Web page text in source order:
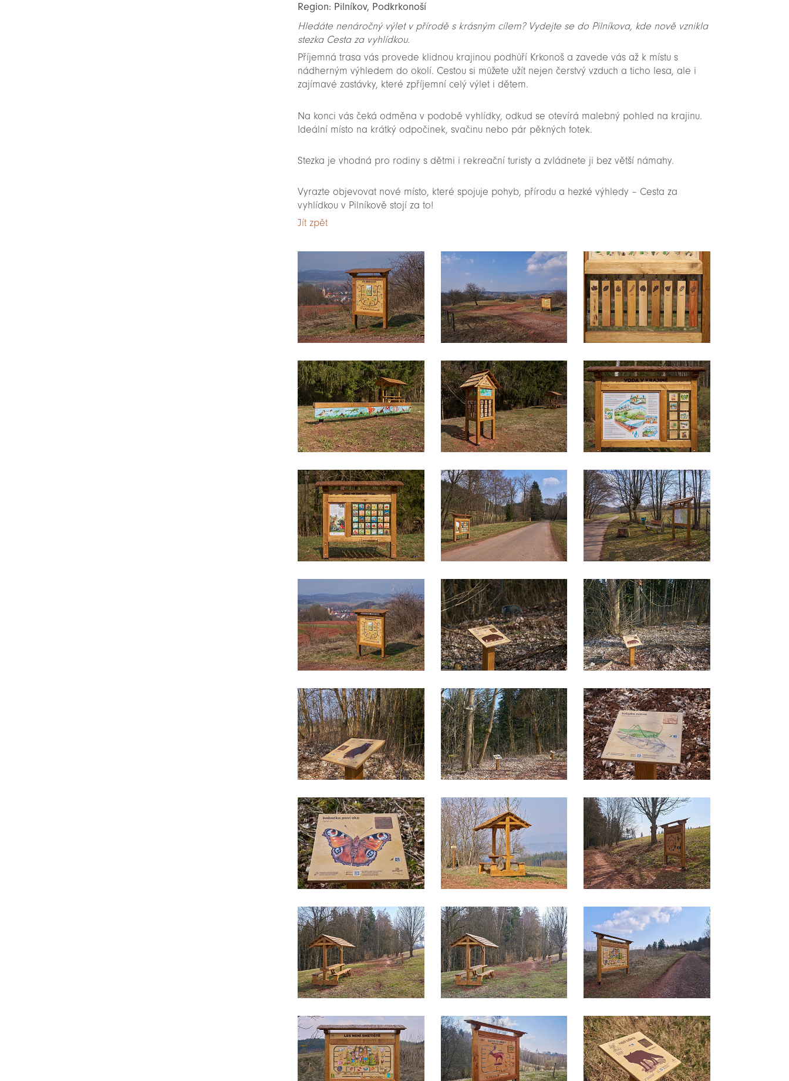
Region: Pilníkov, Podkrkonoší
Hledáte nenáročný výlet v přírodě s krásným cílem? Vydejte se do Pilníkova, kde nově vznikla
stezka Cesta za vyhlídkou.
Příjemná trasa vás provede klidnou krajinou podhůří Krkonoš a zavede vás až k místu s
nádherným výhledem do okolí. Cestou si můžete užít nejen čerstvý vzduch a ticho lesa, ale i
zajímavé zastávky, které zpříjemní celý výlet i dětem.
Na konci vás čeká odměna v podobě vyhlídky, odkud se otevírá malebný pohled na krajinu.
Ideální místo na krátký odpočinek, svačinu nebo pár pěkných fotek.
Stezka je vhodná pro rodiny s dětmi i rekreační turisty a zvládnete ji bez větší námahy.
Vyrazte objevovat nové místo, které spojuje pohyb, přírodu a hezké výhledy – Cesta za
vyhlídkou v Pilníkově stojí za to!
Jít zpět